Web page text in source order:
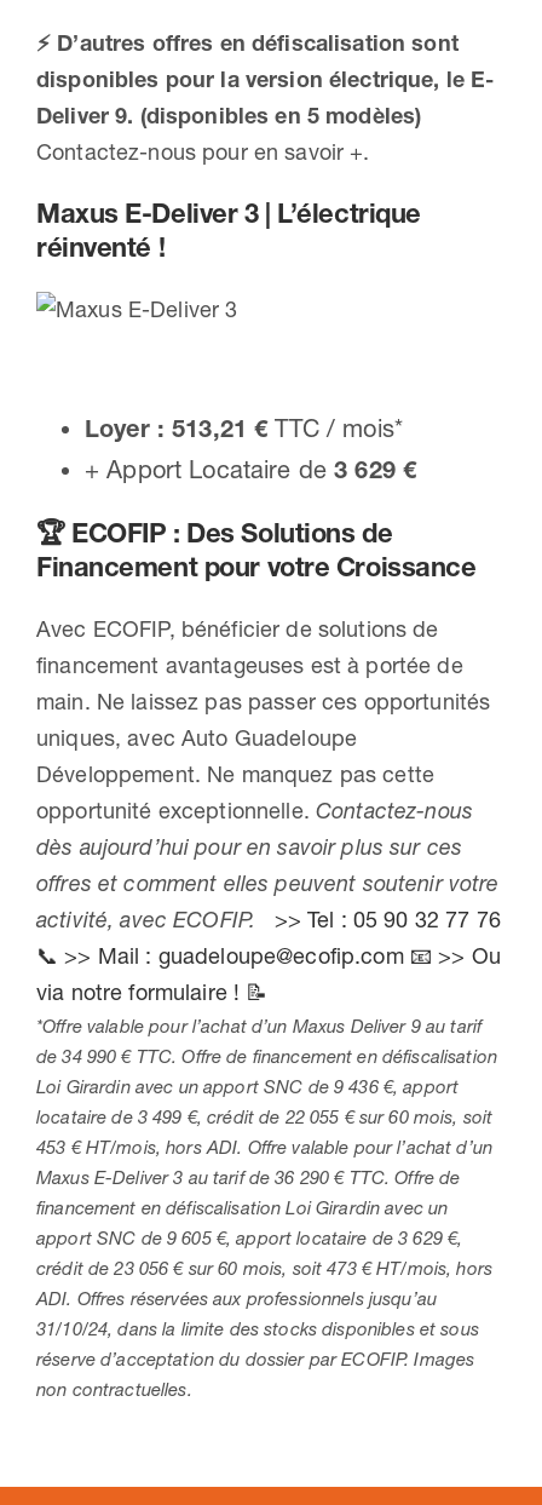
⚡ D’autres offres en défiscalisation sont
disponibles pour la version électrique, le E-
Deliver 9. (disponibles en 5 modèles)
Contactez-nous pour en savoir +.
Maxus E-Deliver 3 | L’électrique
réinventé !
Loyer : 513,21 €TTC / mois*
+ Apport Locataire de3 629 €
🏆 ECOFIP : Des Solutions de
Financement pour votre Croissance
Avec ECOFIP, bénéficier de solutions de
financement avantageuses est à portée de
main. Ne laissez pas passer ces opportunités
uniques, avec Auto Guadeloupe
Développement. Ne manquez pas cette
opportunité exceptionnelle.Contactez-nous
dès aujourd’hui pour en savoir plus sur ces
offres et comment elles peuvent soutenir votre
activité, avec ECOFIP.
>> Tel : 05 90 32 77 76
📞 >> Mail : guadeloupe@ecofip.com 📧 >> Ou
via notre formulaire ! 📝
*Offre valable pour l’achat d’un Maxus Deliver 9 au tarif
de 34 990 € TTC. Offre de financement en défiscalisation
Loi Girardin avec un apport SNC de 9 436 €, apport
locataire de 3 499 €, crédit de 22 055 € sur 60 mois, soit
453 € HT/mois, hors ADI. Offre valable pour l’achat d’un
Maxus E-Deliver 3 au tarif de 36 290 € TTC. Offre de
financement en défiscalisation Loi Girardin avec un
apport SNC de 9 605 €, apport locataire de 3 629 €,
crédit de 23 056 € sur 60 mois, soit 473 € HT/mois, hors
ADI. Offres réservées aux professionnels jusqu’au
31/10/24, dans la limite des stocks disponibles et sous
réserve d’acceptation du dossier par ECOFIP. Images
non contractuelles.